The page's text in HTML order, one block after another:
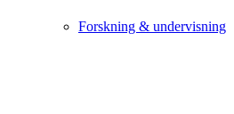
Forskning & undervisning